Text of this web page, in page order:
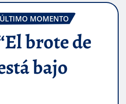
ÚLTIMO MOMENTO
brote de
bajo